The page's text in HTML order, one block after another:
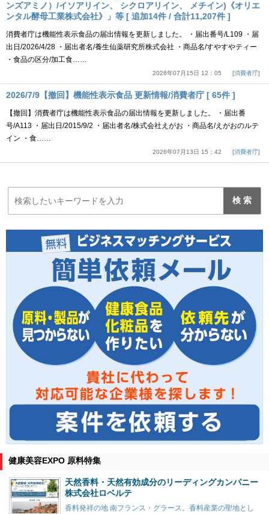
ンズアミノ）/イソアリイン、 シクロアリイン、 メチイン)《オリエ
ンタル酵母工業株式会社》」等 [ 追加14件 / 合計11,207件 ]
消費者庁は機能性表示食品の届出情報を更新しました。 ・届出番号/L109 ・届
出日/2026/4/28 ・届出者名/養生仙薬研究所株式会社 ・商品名/すやすやティー
・食品の区分/加工食……
2026年07月15日 12：05 消費者庁
2026/7/9【撤回】機能性表示食品 更新情報/消費者庁 [ 65件 ]
【撤回】消費者庁は機能性表示食品の届出情報を更新しました。 ・届出番
号/A113 ・届出日/2015/9/2 ・届出者名/株式会社えがお ・商品名/えがおのルテ
イン ・食……
2026年07月13日 15：42 消費者庁
健康美容EXPO 原料特集
天然香料・天然有効成分のリーディングカンパニー
株式会社ロベルテ
香料発祥の地 南フランス・グラース。香料産業の聖地とし